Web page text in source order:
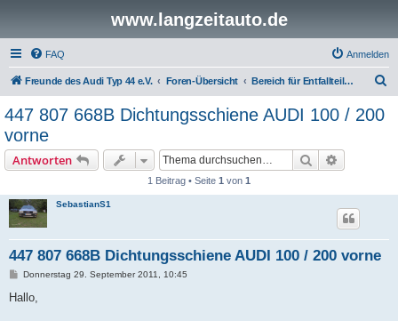
www.langzeitauto.de
FAQ Anmelden
Freunde des Audi Typ 44 e.V. Foren-Übersicht Bereich für Entfallteile ( e.o.e )
447 807 668B Dichtungsschiene AUDI 100 / 200
vorne
Antworten Suche
1 Beitrag • Seite 1 von 1
SebastianS1
447 807 668B Dichtungsschiene AUDI 100 / 200 vorne
B
i
Donnerstag 29. September 2011, 10:45
Hallo,